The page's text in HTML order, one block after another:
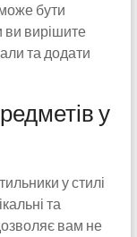
бути
ви вирішите
та додати
у
у стилі
та
вам не